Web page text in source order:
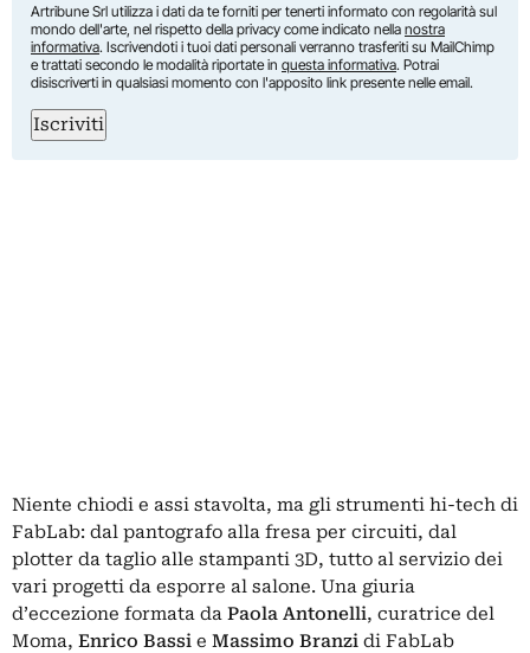
Artribune Srl utilizza i dati da te forniti per tenerti informato con regolarità sul
mondo dell'arte, nel rispetto della privacy come indicato nella nostra
informativa. Iscrivendoti i tuoi dati personali verranno trasferiti su MailChimp
e trattati secondo le modalità riportate in questa informativa. Potrai
disiscriverti in qualsiasi momento con l'apposito link presente nelle email.
Iscriviti
Niente chiodi e assi stavolta, ma gli strumenti hi-tech di
FabLab: dal pantografo alla fresa per circuiti, dal
plotter da taglio alle stampanti 3D, tutto al servizio dei
vari progetti da esporre al salone. Una giuria
d’eccezione formata da Paola Antonelli, curatrice del
Moma, Enrico Bassi e Massimo Branzi di FabLab